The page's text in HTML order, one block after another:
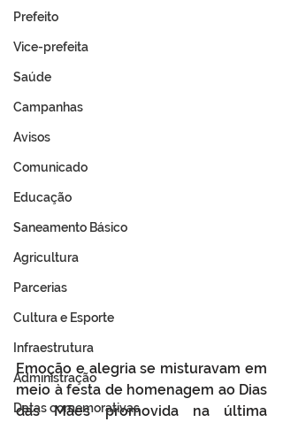
Prefeito
Vice-prefeita
Saúde
Campanhas
Avisos
Comunicado
Educação
Saneamento Básico
Agricultura
Parcerias
Cultura e Esporte
Infraestrutura
Administração
Datas comemorativas
Emoção e alegria se misturavam em
meio à festa de homenagem ao Dias
das Mães promovida na última